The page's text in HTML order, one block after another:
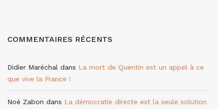
COMMENTAIRES RÉCENTS
Didier Maréchal dans La mort de Quentin est un appel à ce
que vive la France !
Noé Zabon dans La démocratie directe est la seule solution